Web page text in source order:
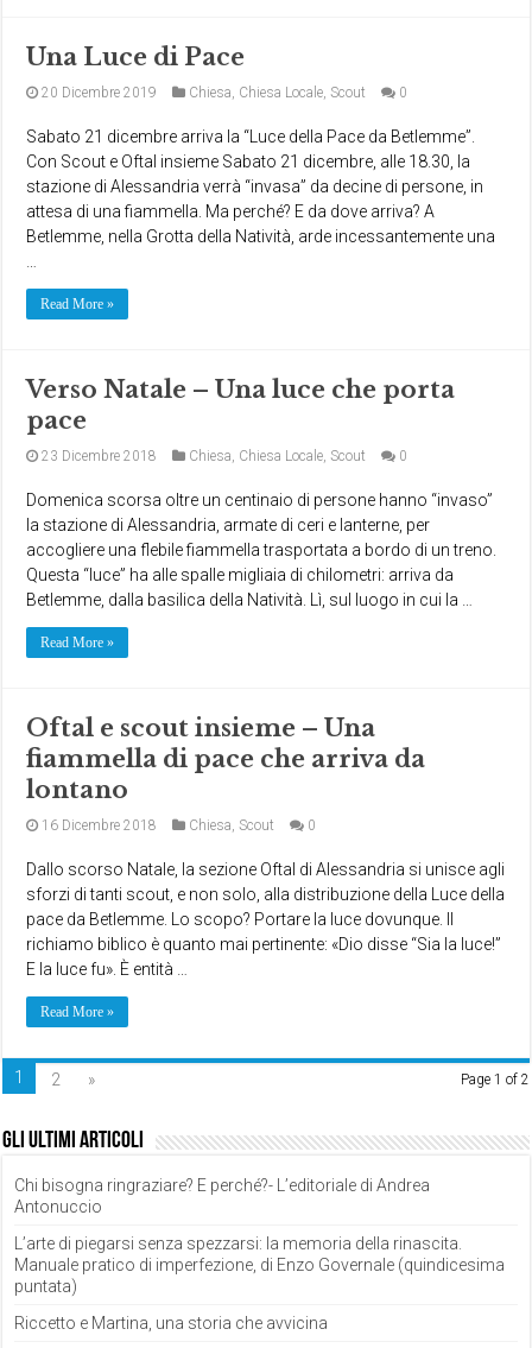
Una Luce di Pace
20 Dicembre 2019 Chiesa, Chiesa Locale,Scout 0
Sabato 21 dicembre arriva la “Luce della Pace da Betlemme”.
Con Scout e Oftal insieme Sabato 21 dicembre, alle 18.30, la
stazione di Alessandria verrà “invasa” da decine di persone, in
attesa di una fiammella. Ma perché? E da dove arriva? A
Betlemme, nella Grotta della Natività, arde incessantemente una
Read More »
Verso Natale – Una luce che porta
pace
23 Dicembre 2018 Chiesa, Chiesa Locale,Scout 0
Domenica scorsa oltre un centinaio di persone hanno “invaso”
la stazione di Alessandria, armate di ceri e lanterne, per
accogliere una flebile fiammella trasportata a bordo di un treno.
Questa “luce” ha alle spalle migliaia di chilometri: arriva da
Betlemme, dalla basilica della Natività. Lì, sul luogo in cui la …
Read More »
Oftal e scout insieme – Una
fiammella di pace che arriva da
lontano
16 Dicembre 2018 Chiesa,Scout 0
Dallo scorso Natale, la sezione Oftal di Alessandria si unisce agli
sforzi di tanti scout, e non solo, alla distribuzione della Luce della
pace da Betlemme. Lo scopo? Portare la luce dovunque. Il
richiamo biblico è quanto mai pertinente: «Dio disse “Sia la luce!”
E la luce fu». È entità …
Read More »
Page 1 of 2
1 2 »
Gli ultimi articoli
Chi bisogna ringraziare? E perché?- L’editoriale di Andrea
Antonuccio
L’arte di piegarsi senza spezzarsi: la memoria della rinascita.
Manuale pratico di imperfezione, di Enzo Governale (quindicesima
puntata)
Riccetto e Martina, una storia che avvicina